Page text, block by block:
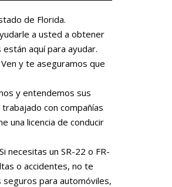
de Florida.
a usted a obtener
aquí para ayudar.
y te aseguramos que
y entendemos sus
con compañías
una licencia de conducir
necesitas un SR-22 o FR-
o accidentes, no te
para automóviles,